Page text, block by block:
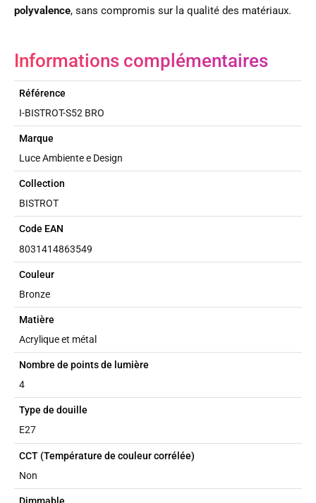
polyvalence, sans compromis sur la qualité des matériaux.
Informations complémentaires
Référence
I-BISTROT-S52 BRO
Marque
Luce Ambiente e Design
Collection
BISTROT
Code EAN
8031414863549
Couleur
Bronze
Matière
Acrylique et métal
Nombre de points de lumière
4
Type de douille
E27
CCT (Température de couleur corrélée)
Non
Dimmable